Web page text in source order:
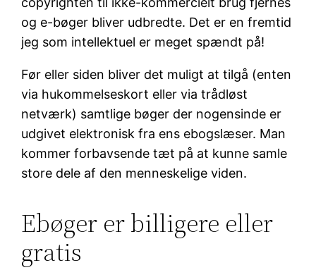
og e-bøger bliver udbredte. Det er en fremtid
jeg som intellektuel er meget spændt på!
Før eller siden bliver det muligt at tilgå (enten
via hukommelseskort eller via trådløst
netværk) samtlige bøger der nogensinde er
udgivet elektronisk fra ens ebogslæser. Man
kommer forbavsende tæt på at kunne samle
store dele af den menneskelige viden.
Ebøger er billigere eller
gratis